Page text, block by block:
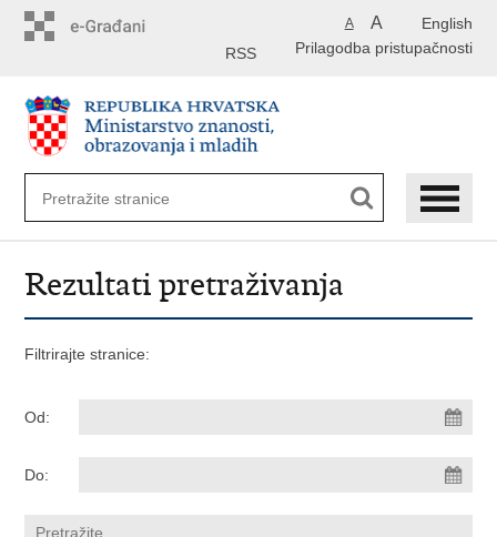
English
A A
Prilagodba pristupačnosti
RSS
Rezultati pretraživanja
Filtrirajte stranice:
Od:
Do: